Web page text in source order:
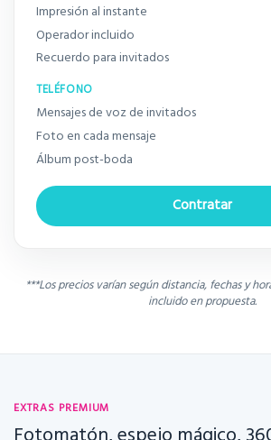
Impresión al instante
Operador incluido
Recuerdo para invitados
TELÉFONO
Mensajes de voz de invitados
Foto en cada mensaje
Álbum post-boda
Contratar
***Los precios varían según distancia, fechas y
incluido en propuesta.
EXTRAS PREMIUM